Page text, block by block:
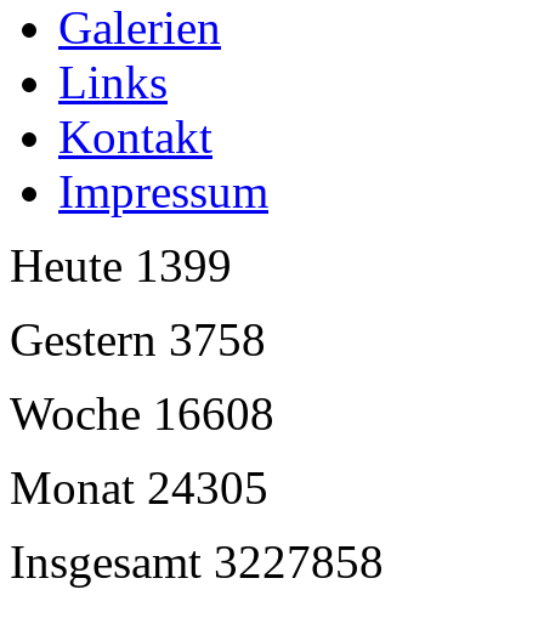
Galerien
Links
Kontakt
Impressum
Heute 1399
Gestern 3758
Woche 16608
Monat 24305
Insgesamt 3227858